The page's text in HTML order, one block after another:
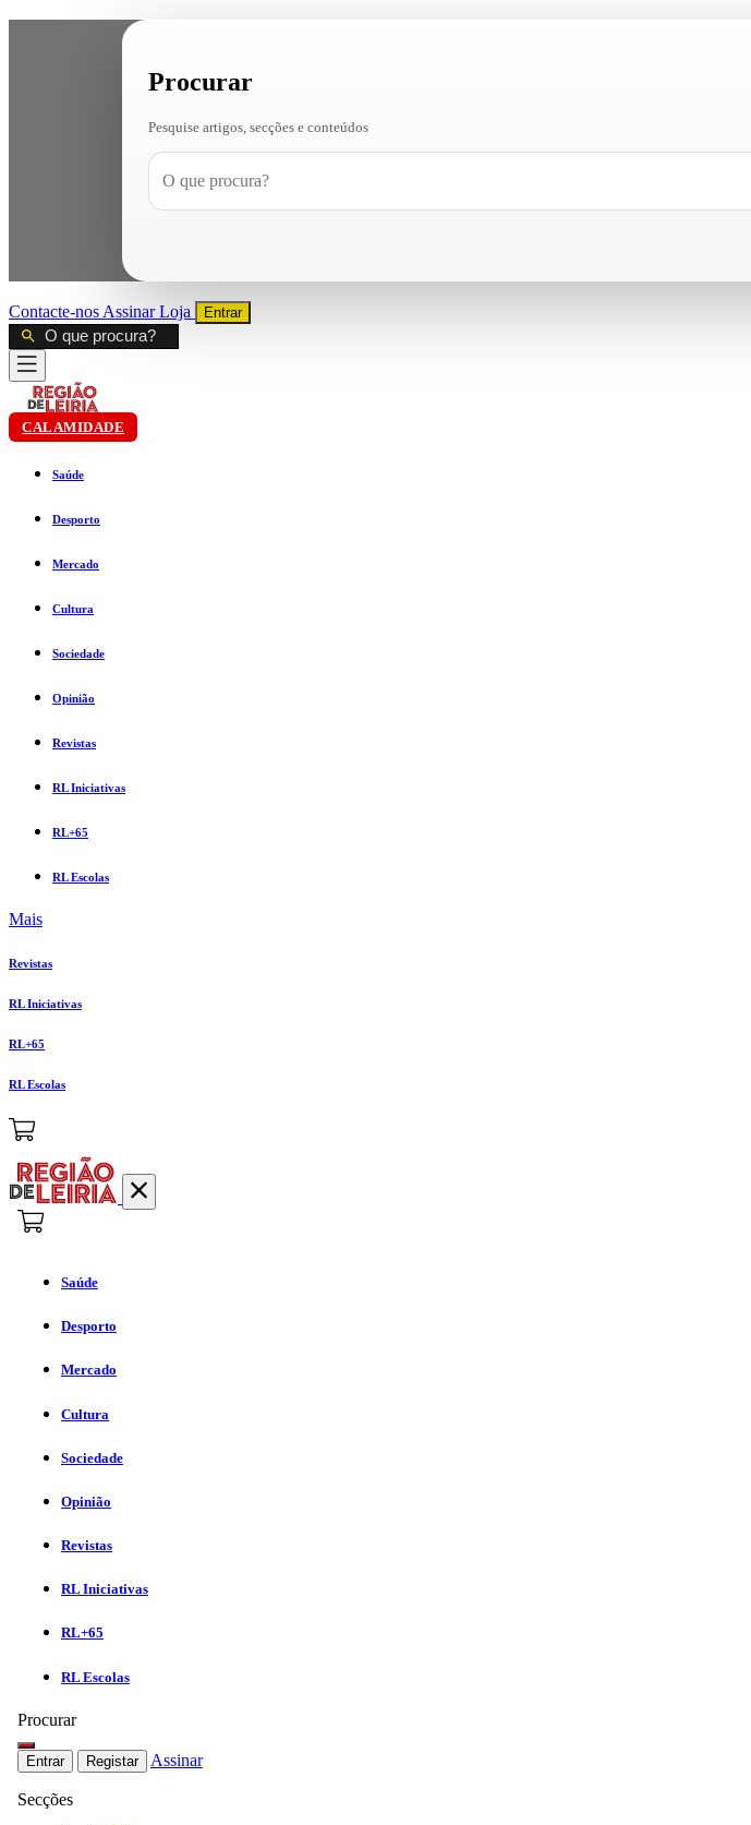
Procurar
Pesquise artigos, secções e conteúdos
Contacte-nos AssinarLoja Entrar
CALAMIDADE
Saúde
Desporto
Mercado
Cultura
Sociedade
Opinião
Revistas
RL Iniciativas
RL+65
RL Escolas
Mais
Revistas
RL Iniciativas
RL+65
RL Escolas
Saúde
Desporto
Mercado
Cultura
Sociedade
Opinião
Revistas
RL Iniciativas
RL+65
RL Escolas
Procurar
Entrar Registar Assinar
Secções